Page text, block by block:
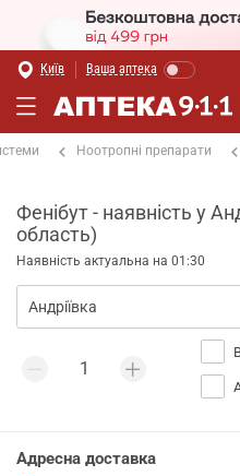
Київ Ваша аптека
Ноотропні препарати
Фенібут - наявність у
область)
Наявність актуальна на 01:30
Адресна доставка